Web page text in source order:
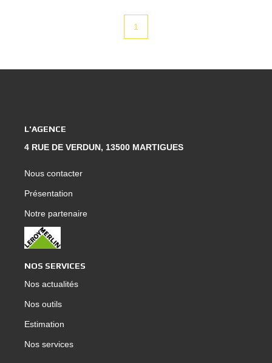
Laurence au 07.55.74.31.52{[
1
L'AGENCE
4 RUE DE VERDUN, 13500 MARTIGUES
Nous contacter
Présentation
Notre partenaire
NOS SERVICES
Nos actualités
Nos outils
Estimation
Nos services